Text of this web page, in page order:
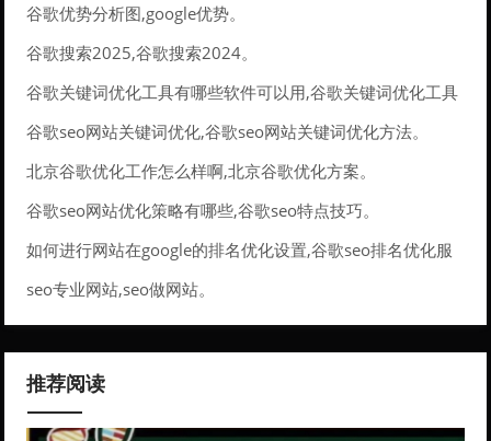
谷歌优势分析图,google优势。
谷歌搜索2025,谷歌搜索2024。
谷歌关键词优化工具有哪些软件可以用,谷歌关键词优化工具
有哪些软件可以用的。
谷歌seo网站关键词优化,谷歌seo网站关键词优化方法。
北京谷歌优化工作怎么样啊,北京谷歌优化方案。
谷歌seo网站优化策略有哪些,谷歌seo特点技巧。
如何进行网站在google的排名优化设置,谷歌seo排名优化服
务。
seo专业网站,seo做网站。
推荐阅读